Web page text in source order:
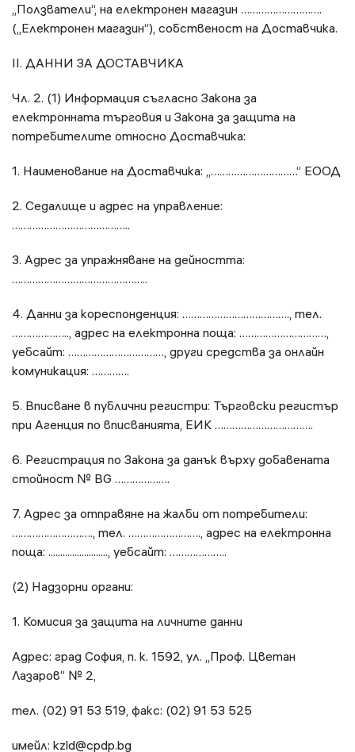
„Ползватели“, на електронен магазин ……………………….
(„Електронен магазин“), собственост на Доставчика.
ІІ. ДАННИ ЗА ДОСТАВЧИКА
Чл. 2. (1) Информация съгласно Закона за
електронната търговия и Закона за защита на
потребителите относно Доставчика:
1. Наименование на Доставчика: „…………………………“ ЕООД
2. Седалище и адрес на управление:
…………………………………..
3. Адрес за упражняване на дейността:
………………………………………..
4. Данни за кореспонденция: ………………………………., тел.
……………….., адрес на електронна поща: …………………………,
уебсайт: ……………………………, други средства за онлайн
комуникация: ………….
5. Вписване в публични регистри: Търговски регистър
при Агенция по вписванията, ЕИК …………………………….
6. Регистрация по Закона за данък върху добавената
стойност № BG ……………….
7. Адрес за отправяне на жалби от потребители:
………………………., тел. ……………………., адрес на електронна
поща: ........................., уебсайт: ………………..
(2) Надзорни органи:
1. Комисия за защита на личните данни
Адрес: град София, п. к. 1592, ул. „Проф. Цветан
Лазаров” № 2,
тел. (02) 91 53 519, факс: (02) 91 53 525
имейл: kzld@cpdp.bg